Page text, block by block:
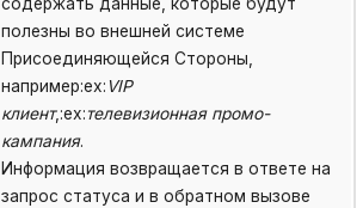
содержать данные, которые будут
полезны во внешней системе
Присоединяющейся Стороны,
например:ex: VIP
клиент,:ex:телевизионная промо-
кампания.
Информация возвращается в ответе на
запрос статуса и в обратном вызове